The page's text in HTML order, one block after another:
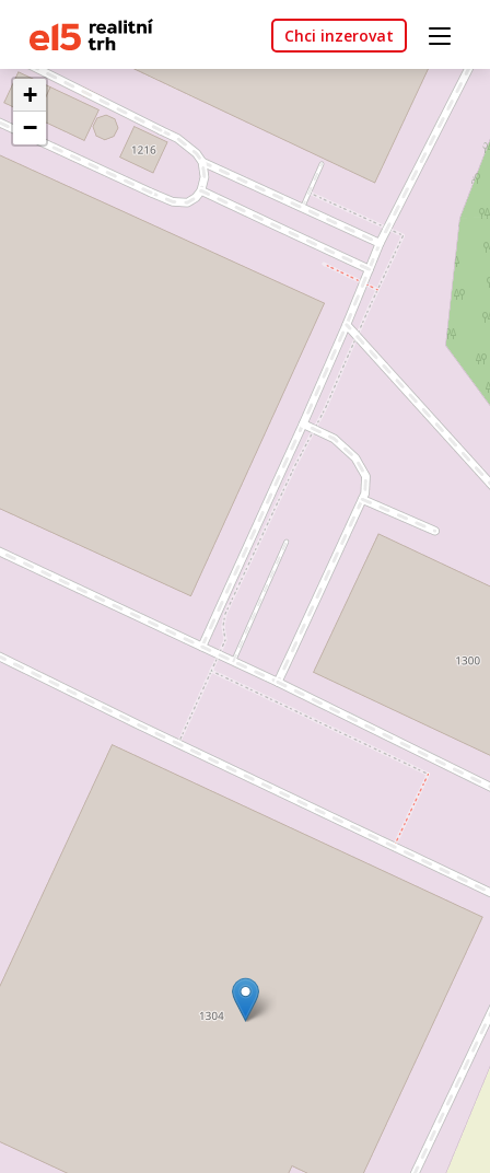
Chci inzerovat
+
−